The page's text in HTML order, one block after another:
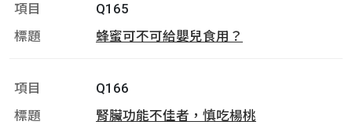
Q165
蜂蜜可不可給嬰兒食用？
Q166
腎臟功能不佳者，慎吃楊桃